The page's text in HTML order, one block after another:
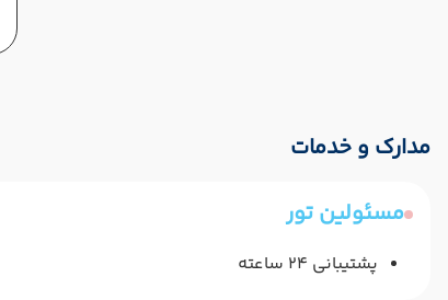
مدارک و خدمات
مسئولین تور
پشتیبانی 24 ساعته